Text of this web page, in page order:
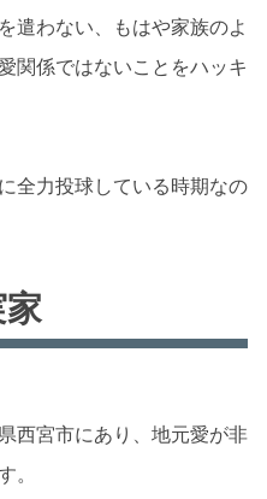
遣わない、もはや家族のよ
関係ではないことをハッキ
全力投球している時期なの
西宮市にあり、地元愛が非
。